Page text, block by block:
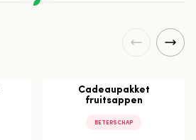
Cadeaupakket
fruitsappen
BETERSCHAP